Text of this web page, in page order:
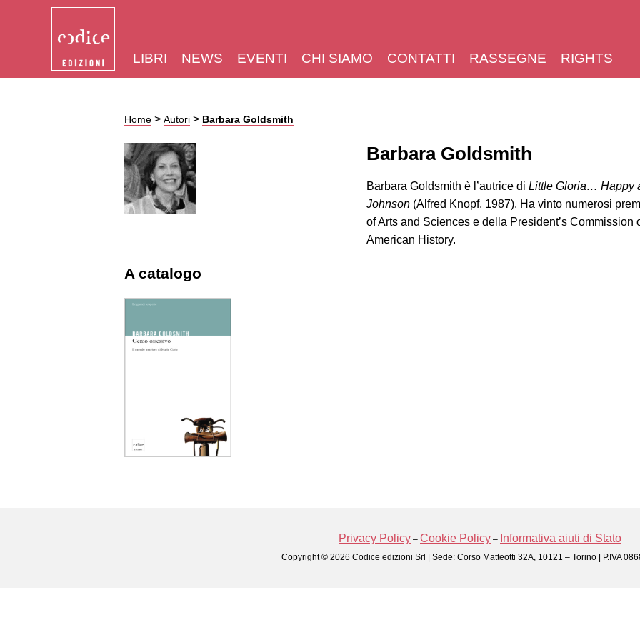
LIBRI NEWS EVENTI CHI SIAMO CONTATTI RASSEGNE RIGHTS
Home> Autori> Barbara Goldsmith
Barbara Goldsmith
Barbara Goldsmith è l’autrice diLittle Gloria… Happy
Johnson (Alfred Knopf, 1987). Ha vinto numerosi
of Arts and Sciences e della President’s Commission
American History.
A catalogo
Privacy Policy – Cookie Policy – Informativa aiuti di Stato
Copyright © 2026 Codice edizioni Srl | Sede: Corso Matteotti 32A, 10121 – Torino | P.IVA